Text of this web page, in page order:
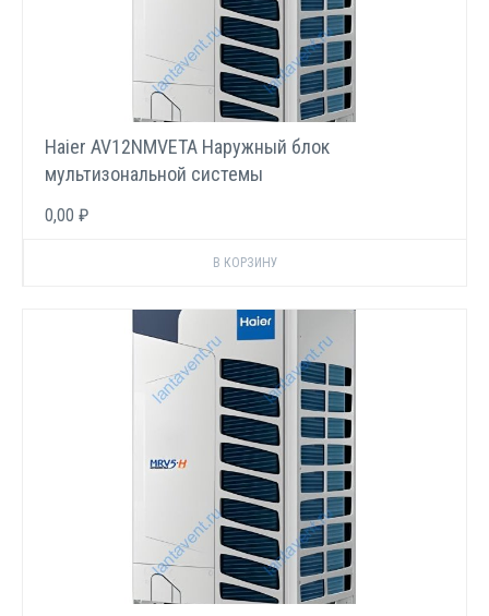
Haier AV12NMVETA Наружный блок
мультизональной системы
0,00 ₽